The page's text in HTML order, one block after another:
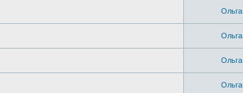
Ольга
Ольга
Ольга
Ольга